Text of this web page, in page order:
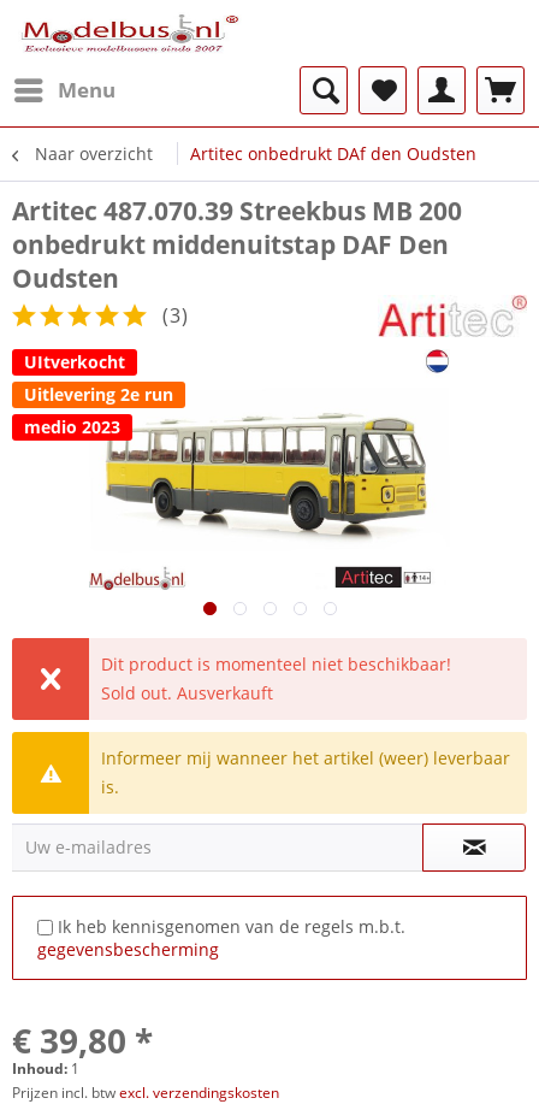
Menu
Naar overzicht Artitec onbedrukt DAf den Oudsten
Artitec 487.070.39 Streekbus MB 200
onbedrukt middenuitstap DAF Den
Oudsten
(3)
UItverkocht
Uitlevering 2e run
medio 2023
Dit product is momenteel niet beschikbaar!
Sold out. Ausverkauft
Informeer mij wanneer het artikel (weer) leverbaar
is.
Uw e-mailadres
Ik heb kennisgenomen van de regels m.b.t.
gegevensbescherming
€ 39,80 *
Inhoud: 1
Prijzen incl. btwexcl. verzendingskosten